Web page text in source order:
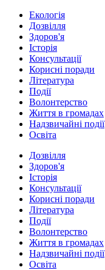
Екологія
Дозвілля
Здоров'я
Історія
Консультації
Корисні поради
Література
Події
Волонтерство
Життя в громадах
Надзвичайні події
Освіта
Дозвілля
Здоров'я
Історія
Консультації
Корисні поради
Література
Події
Волонтерство
Життя в громадах
Надзвичайні події
Освіта